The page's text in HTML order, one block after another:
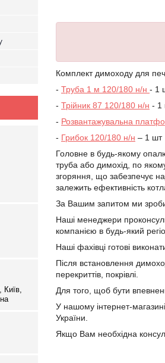
Комплект димоходу для
- Труба 1 м 120/180 н/н - 1
- Трійник 87 120/180 н/н - 1
- Розвантажувальна
- Грибок 120/180 н/н – 1 шт
Головне в будь-якому
труба або димохід, по
згоряння, що забезпечує
залежить ефективність
За Вашим запитом ми
Наші менеджери
компанією в будь-який
Наші фахівці готові
Після встановлення
перекриттів, покрівлі.
Для того, щоб бути
У нашому інтернет-
України.
Якщо Вам необхідна
Київ,